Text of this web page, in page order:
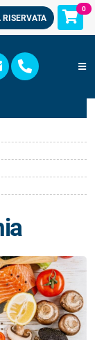
RISERVATA
0